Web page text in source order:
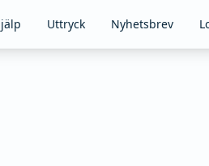
Uttryck Nyhetsbrev